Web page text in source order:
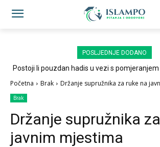
POSLJEDNJE DODANO
Postoji li pouzdan hadis u vezi s
Početna Brak Držanje supružnika za ruke na
Brak
Držanje supružnika
javnim mjestima